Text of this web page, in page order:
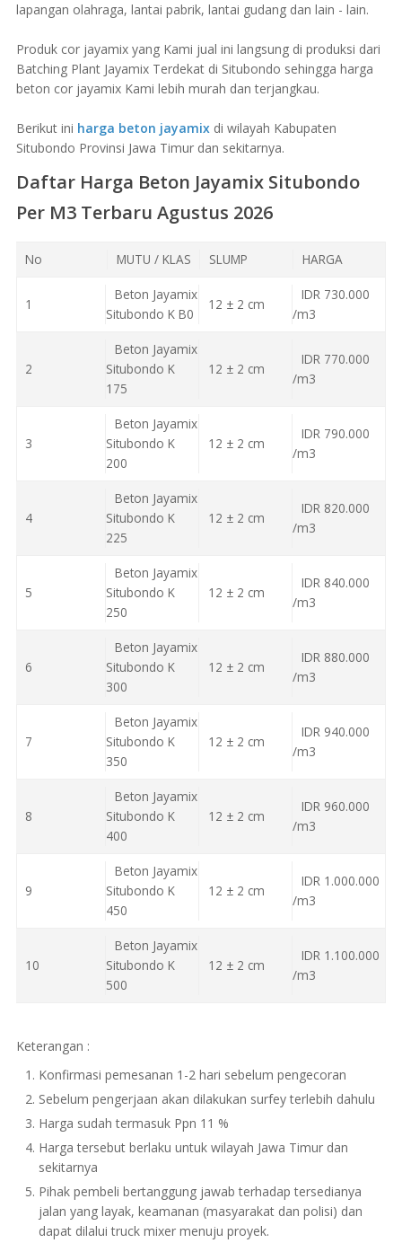
lapangan olahraga, lantai pabrik, lantai gudang dan lain - lain.
Produk cor jayamix yang Kami jual ini langsung di produksi dari
Batching Plant Jayamix Terdekat di Situbondo sehingga harga
beton cor jayamix Kami lebih murah dan terjangkau.
Berikut ini harga beton jayamix di wilayah Kabupaten
Situbondo Provinsi Jawa Timur dan sekitarnya.
Daftar Harga Beton Jayamix Situbondo
Per M3 Terbaru Agustus 2026
No MUTU / KLAS SLUMP HARGA
1
Beton Jayamix
Situbondo K B0
12 ± 2 cm
IDR 730.000
/m3
2
Beton Jayamix
Situbondo K
175
12 ± 2 cm
IDR 770.000
/m3
3
Beton Jayamix
Situbondo K
200
12 ± 2 cm
IDR 790.000
/m3
4
Beton Jayamix
Situbondo K
225
12 ± 2 cm
IDR 820.000
/m3
5
Beton Jayamix
Situbondo K
250
12 ± 2 cm
IDR 840.000
/m3
6
Beton Jayamix
Situbondo K
300
12 ± 2 cm
IDR 880.000
/m3
7
Beton Jayamix
Situbondo K
350
12 ± 2 cm
IDR 940.000
/m3
8
Beton Jayamix
Situbondo K
400
12 ± 2 cm
IDR 960.000
/m3
9
Beton Jayamix
Situbondo K
450
12 ± 2 cm
IDR 1.000.000
/m3
10
Beton Jayamix
Situbondo K
500
12 ± 2 cm
IDR 1.100.000
/m3
Keterangan :
Konfirmasi pemesanan 1-2 hari sebelum pengecoran
Sebelum pengerjaan akan dilakukan surfey terlebih dahulu
Harga sudah termasuk Ppn 11 %
Harga tersebut berlaku untuk wilayah Jawa Timur dan
sekitarnya
Pihak pembeli bertanggung jawab terhadap tersedianya
jalan yang layak, keamanan (masyarakat dan polisi) dan
dapat dilalui truck mixer menuju proyek.